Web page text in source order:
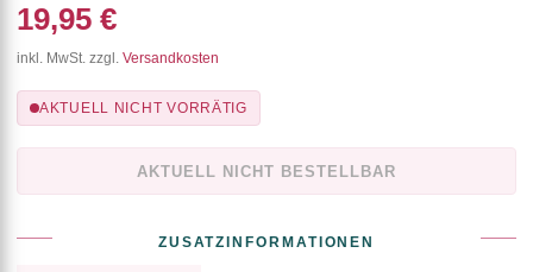
19,95 €
inkl. MwSt. zzgl. Versandkosten
AKTUELL NICHT VORRÄTIG
AKTUELL NICHT BESTELLBAR
ZUSATZINFORMATIONEN